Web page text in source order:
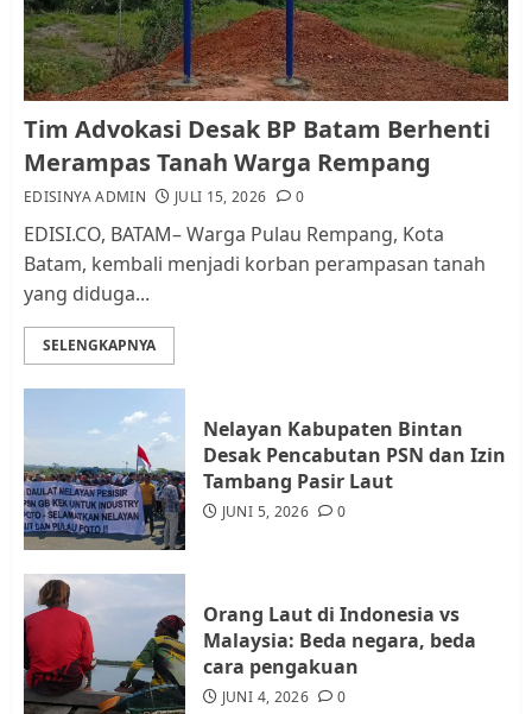
1
AGUSTUS 1, 2026 0
Kader Pajak jadi Penghubung
Pemerintah dan Masyarakat di
Lingkungan RT/RW
AGUSTUS 1, 2026
4
Warga Rempang Ajukan
Audiensi dengan Wali Kota
Tim Advokasi Desak BP Batam
Berhenti Merampas Tanah
Tim Advokasi Desak BP Batam Berhenti
Merampas Tanah Warga Rempang
EDISINYA ADMIN JULI 15, 2026 0
EDISI.CO, BATAM– Warga Pulau Rempang, Kota
Batam, kembali menjadi korban perampasan tanah
yang diduga...
SELENGKAPNYA
Nelayan Kabupaten Bintan
Desak Pencabutan PSN dan Izin
Tambang Pasir Laut
JUNI 5, 2026 0
Orang Laut di Indonesia vs
Malaysia: Beda negara, beda
cara pengakuan
JUNI 4, 2026 0